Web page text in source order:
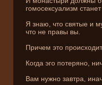
гомосексуализм
Я знаю, что святые и
что не правы вы.
Причем это
Когда эго потеряно,
Вам нужно завтра,